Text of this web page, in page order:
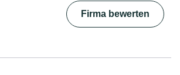
Firma bewerten